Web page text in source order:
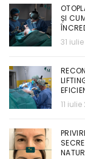
ȘI
31
11